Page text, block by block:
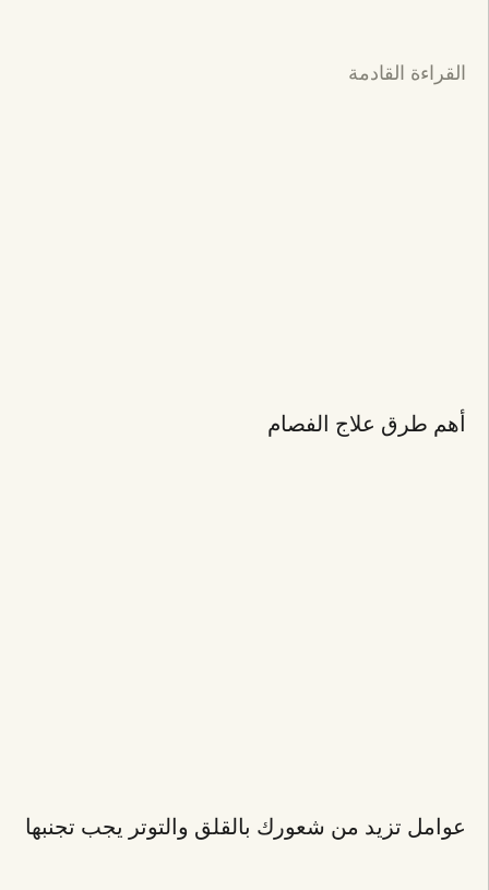
القراءة القادمة
أهم طرق علاج الفصام
عوامل تزيد من شعورك بالقلق والتوتر يجب تجنبها